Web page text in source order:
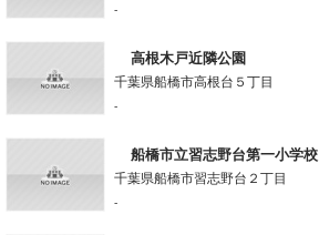
-
高根木戸近隣公園
千葉県船橋市高根台５丁目
-
船橋市立習志野台第一小学校
千葉県船橋市習志野台２丁目
-